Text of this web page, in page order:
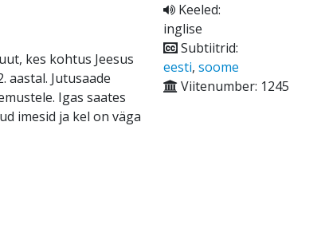
kes kohtus Jeesus
aastal. Jutusaade
Igas saates
imesid ja kel on väga
Keeled:
inglise
Subtiitrid:
eesti, soome
Viitenumber: 1245